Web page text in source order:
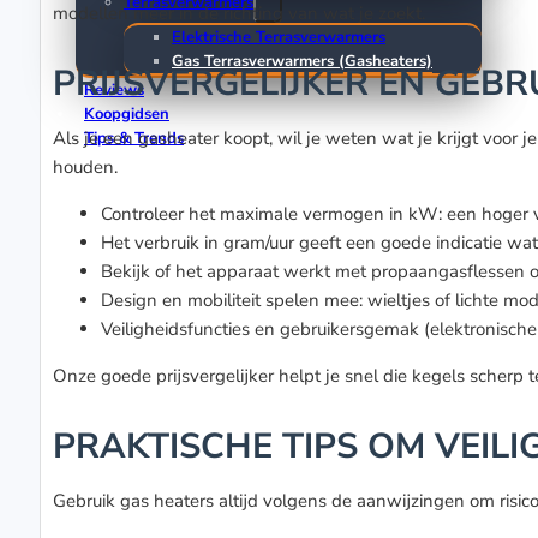
Elektrische Terrasverwarmers
Gas Terrasverwarmers (Gasheaters)
Reviews
Koopgidsen
Tips & Trends
modellen meer in de richting van wat je zoekt.
PRIJSVERGELIJKER EN
Als je een gasheater koopt, wil je weten wat je krijgt voor
houden.
Controleer het maximale vermogen in kW: een
Het verbruik in gram/uur geeft een goede indicatie
Bekijk of het apparaat werkt met propaangasflessen
Design en mobiliteit spelen mee: wieltjes of lichte
Veiligheidsfuncties en gebruikersgemak
Onze goede prijsvergelijker helpt je snel die kegels
PRAKTISCHE TIPS OM
Gebruik gas heaters altijd volgens de aanwijzingen om